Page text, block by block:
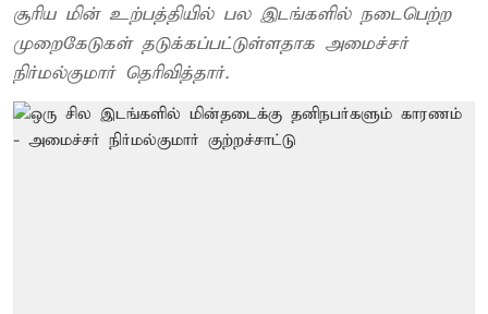
சூரிய மின் உற்பத்தியில் பல இடங்களில் நடைபெற்ற
முறைகேடுகள் தடுக்கப்பட்டுள்ளதாக அமைச்சர்
நிர்மல்குமார் தெரிவித்தார்.